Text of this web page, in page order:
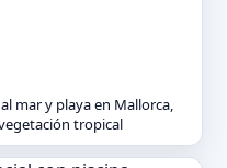
mar y playa en Mallorca,
tropical